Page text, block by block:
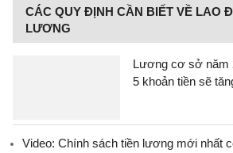
CÁC QUY ĐỊNH CẦN BIẾT VỀ LAO
LƯƠNG
Lương cơ sở năm
5 khoản tiền sẽ
Video: Chính sách tiền lương mới nhất